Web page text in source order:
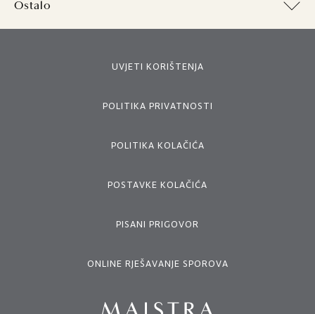
Ostalo
UVJETI KORIŠTENJA
POLITIKA PRIVATNOSTI
POLITIKA KOLAČIĆA
POSTAVKE KOLAČIĆA
PISANI PRIGOVOR
ONLINE RJEŠAVANJE SPOROVA